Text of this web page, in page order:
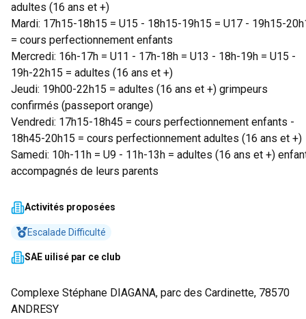
adultes (16 ans et +)
Mardi: 17h15-18h15 = U15 - 18h15-19h15 = U17 - 19h15-
= cours perfectionnement enfants
Mercredi: 16h-17h = U11 - 17h-18h = U13 - 18h-19h = U15 -
19h-22h15 = adultes (16 ans et +)
Jeudi: 19h00-22h15 = adultes (16 ans et +) grimpeurs
confirmés (passeport orange)
Vendredi: 17h15-18h45 = cours perfectionnement enfants -
18h45-20h15 = cours perfectionnement adultes (16 ans et +)
Samedi: 10h-11h = U9 - 11h-13h = adultes (16 ans et +)
accompagnés de leurs parents
Activités proposées
Escalade Difficulté
SAE uilisé par ce club
Complexe Stéphane DIAGANA, parc des Cardinette, 78570
ANDRESY